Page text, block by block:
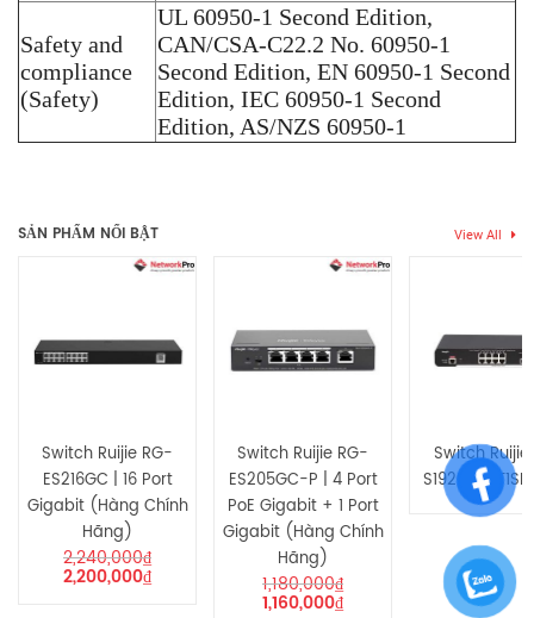
Safety and
compliance
(Safety)
UL 60950-1 Second Edition,
CAN/CSA-C22.2 No. 60950-1
Second Edition, EN 60950-1 Second
Edition, IEC 60950-1 Second
Edition, AS/NZS 60950-1
Hãy là người đầu tiên nhận xét “Thiết bị Switch Cisco WS-
C2960X-24TS-L”
SẢN PHẨM NỔI BẬT View All
Switch Ruijie RG-
ES216GC | 16 Port
Gigabit (Hàng Chính
Hãng)
2,240,000₫
2,200,000₫
Switch Ruijie RG-
ES205GC-P | 4 Port
PoE Gigabit + 1 Port
Gigabit (Hàng Chính
Hãng)
1,180,000₫
1,160,000₫
Switch
S1920-